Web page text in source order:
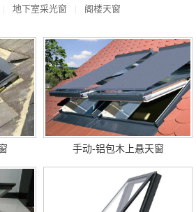
地下室采光窗 阁楼天窗
手动-铝包木上悬天窗